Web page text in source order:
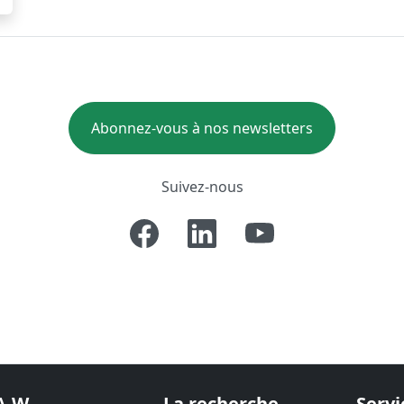
Abonnez-vous à nos newsletters
Suivez-nous